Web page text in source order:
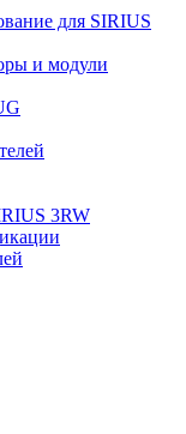
для SIRIUS
и модули
3RW